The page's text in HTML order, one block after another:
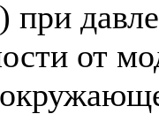
при
от